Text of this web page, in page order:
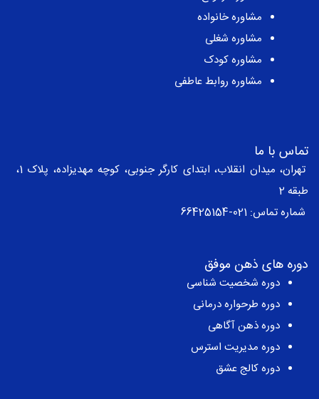
مشاوره خانواده
مشاوره شغلی
مشاوره کودک
مشاوره روابط عاطفی
تماس با ما
تهران، میدان انقلاب، ابتدای کارگر جنوبی، کوچه مهدیزاده، پلاک 1،
طبقه 2
شماره تماس: 021-66425154
دوره های ذهن موفق
دوره شخصیت شناسی
دوره طرحواره درمانی
دوره ذهن آگاهی
دوره مدیریت استرس
دوره کالج عشق